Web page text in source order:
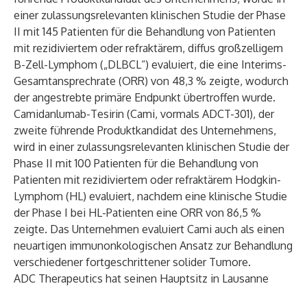
einer zulassungsrelevanten klinischen Studie der Phase
II mit 145 Patienten für die Behandlung von Patienten
mit rezidiviertem oder refraktärem, diffus großzelligem
B-Zell-Lymphom („DLBCL“) evaluiert, die eine Interims-
Gesamtansprechrate (ORR) von 48,3 % zeigte, wodurch
der angestrebte primäre Endpunkt übertroffen wurde.
Camidanlumab-Tesirin (Cami, vormals ADCT-301), der
zweite führende Produktkandidat des Unternehmens,
wird in einer zulassungsrelevanten klinischen Studie der
Phase II mit 100 Patienten für die Behandlung von
Patienten mit rezidiviertem oder refraktärem Hodgkin-
Lymphom (HL) evaluiert, nachdem eine klinische Studie
der Phase I bei HL-Patienten eine ORR von 86,5 %
zeigte. Das Unternehmen evaluiert Cami auch als einen
neuartigen immunonkologischen Ansatz zur Behandlung
verschiedener fortgeschrittener solider Tumore.
ADC Therapeutics hat seinen Hauptsitz in Lausanne